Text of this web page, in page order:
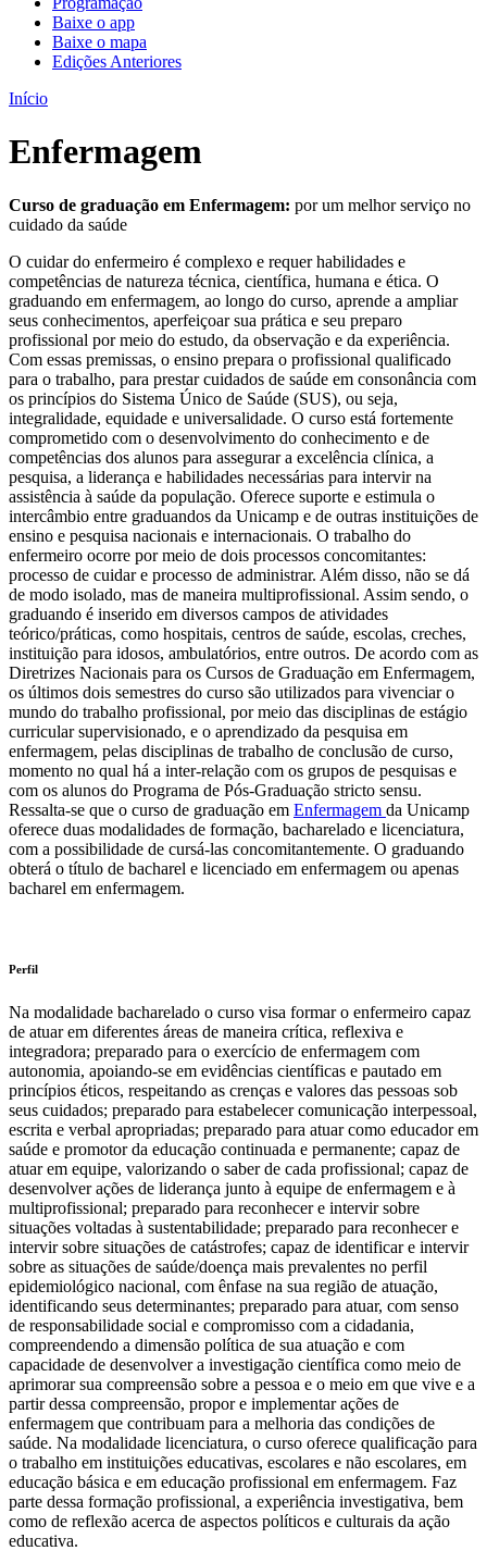
Baixe o app
Baixe o mapa
Edições Anteriores
Início
Enfermagem
Curso de graduação em Enfermagem: por um melhor serviço no
cuidado da saúde
O cuidar do enfermeiro é complexo e requer habilidades e
competências de natureza técnica, científica, humana e ética. O
graduando em enfermagem, ao longo do curso, aprende a ampliar
seus conhecimentos, aperfeiçoar sua prática e seu preparo
profissional por meio do estudo, da observação e da experiência.
Com essas premissas, o ensino prepara o profissional qualificado
para o trabalho, para prestar cuidados de saúde em consonância com
os princípios do Sistema Único de Saúde (SUS), ou seja,
integralidade, equidade e universalidade. O curso está fortemente
comprometido com o desenvolvimento do conhecimento e de
competências dos alunos para assegurar a excelência clínica, a
pesquisa, a liderança e habilidades necessárias para intervir na
assistência à saúde da população. Oferece suporte e estimula o
intercâmbio entre graduandos da Unicamp e de outras instituições de
ensino e pesquisa nacionais e internacionais. O trabalho do
enfermeiro ocorre por meio de dois processos concomitantes:
processo de cuidar e processo de administrar. Além disso, não se dá
de modo isolado, mas de maneira multiprofissional. Assim sendo, o
graduando é inserido em diversos campos de atividades
teórico/práticas, como hospitais, centros de saúde, escolas, creches,
instituição para idosos, ambulatórios, entre outros. De acordo com as
Diretrizes Nacionais para os Cursos de Graduação em Enfermagem,
os últimos dois semestres do curso são utilizados para vivenciar o
mundo do trabalho profissional, por meio das disciplinas de estágio
curricular supervisionado, e o aprendizado da pesquisa em
enfermagem, pelas disciplinas de trabalho de conclusão de curso,
momento no qual há a inter-relação com os grupos de pesquisas e
com os alunos do Programa de Pós-Graduação stricto sensu.
Ressalta-se que o curso de graduação em Enfermagem da Unicamp
oferece duas modalidades de formação, bacharelado e licenciatura,
com a possibilidade de cursá-las concomitantemente. O graduando
obterá o título de bacharel e licenciado em enfermagem ou apenas
bacharel em enfermagem.
Perfil
Na modalidade bacharelado o curso visa formar o enfermeiro capaz
de atuar em diferentes áreas de maneira crítica, reflexiva e
integradora; preparado para o exercício de enfermagem com
autonomia, apoiando-se em evidências científicas e pautado em
princípios éticos, respeitando as crenças e valores das pessoas sob
seus cuidados; preparado para estabelecer comunicação interpessoal,
escrita e verbal apropriadas; preparado para atuar como educador em
saúde e promotor da educação continuada e permanente; capaz de
atuar em equipe, valorizando o saber de cada profissional; capaz de
desenvolver ações de liderança junto à equipe de enfermagem e à
multiprofissional; preparado para reconhecer e intervir sobre
situações voltadas à sustentabilidade; preparado para reconhecer e
intervir sobre situações de catástrofes; capaz de identificar e intervir
sobre as situações de saúde/doença mais prevalentes no perfil
epidemiológico nacional, com ênfase na sua região de atuação,
identificando seus determinantes; preparado para atuar, com senso
de responsabilidade social e compromisso com a cidadania,
compreendendo a dimensão política de sua atuação e com
capacidade de desenvolver a investigação científica como meio de
aprimorar sua compreensão sobre a pessoa e o meio em que vive e a
partir dessa compreensão, propor e implementar ações de
enfermagem que contribuam para a melhoria das condições de
saúde. Na modalidade licenciatura, o curso oferece qualificação para
o trabalho em instituições educativas, escolares e não escolares, em
educação básica e em educação profissional em enfermagem. Faz
parte dessa formação profissional, a experiência investigativa, bem
como de reflexão acerca de aspectos políticos e culturais da ação
educativa.